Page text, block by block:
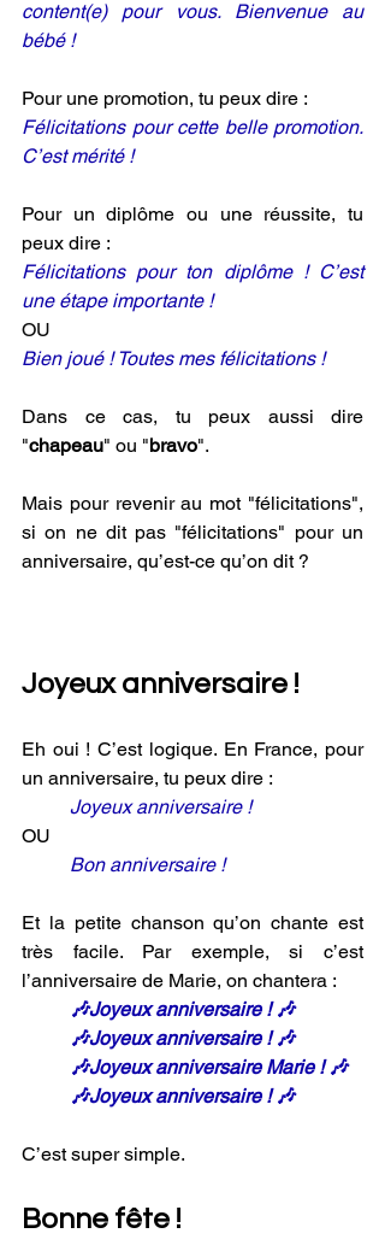
content(e) pour vous. Bienvenue au
bébé !
Pour une promotion, tu peux dire :
Félicitations pour cette belle promotion.
C’est mérité !
Pour un diplôme ou une réussite, tu
peux dire :
Félicitations pour ton diplôme ! C’est
une étape importante !
OU
Bien joué ! Toutes mes félicitations !
Dans ce cas, tu peux aussi dire
"chapeau" ou "bravo".
Mais pour revenir au mot "félicitations",
si on ne dit pas "félicitations" pour un
anniversaire, qu’est-ce qu’on dit ?
Joyeux anniversaire !
Eh oui ! C’est logique. En France, pour
un anniversaire, tu peux dire :
Joyeux anniversaire !
OU
Bon anniversaire !
Et la petite chanson qu’on chante est
très facile. Par exemple, si c’est
l’anniversaire de Marie, on chantera :
🎶Joyeux anniversaire ! 🎶
🎶Joyeux anniversaire ! 🎶
🎶Joyeux anniversaire Marie ! 🎶
🎶Joyeux anniversaire ! 🎶
C’est super simple.
Bonne fête !